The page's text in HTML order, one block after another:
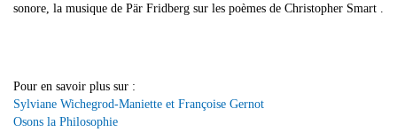
sonore, la musique de Pär Fridberg sur les poèmes de Christopher Smart .
Pour en savoir plus sur :
Sylviane Wichegrod-Maniette et Françoise Gernot
Osons la Philosophie